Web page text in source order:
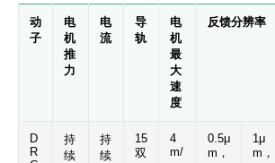
动
子
电
机
推
力
电
流
导
轨
电
机
最
大
速
度
反馈分辨率
D
R
持
续
持
续
15
双
4
m/
0.5μ
m，
1μ
m，